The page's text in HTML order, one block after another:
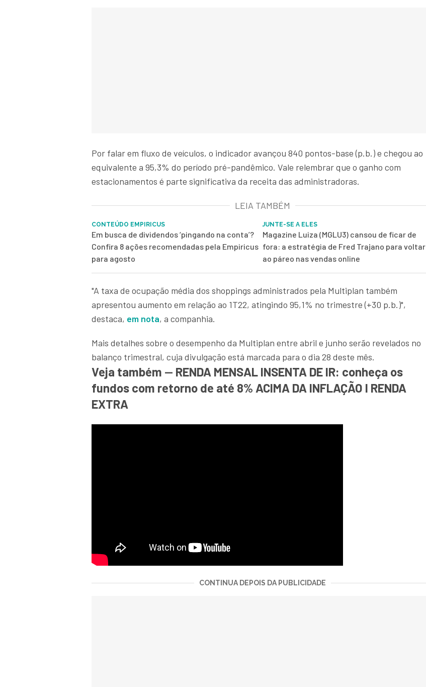
Por falar em fluxo de veículos, o indicador avançou 840 pontos-base (p.b.) e chegou ao
equivalente a 95,3% do período pré-pandêmico. Vale relembrar que o ganho com
estacionamentos é parte significativa da receita das administradoras.
LEIA TAMBÉM
CONTEÚDO EMPIRICUS
Em busca de dividendos ‘pingando na conta’?
Confira 8 ações recomendadas pela Empiricus
para agosto
JUNTE-SE A ELES
Magazine Luiza (MGLU3) cansou de ficar de
fora: a estratégia de Fred Trajano para voltar
ao páreo nas vendas online
"A taxa de ocupação média dos shoppings administrados pela Multiplan também
apresentou aumento em relação ao 1T22, atingindo 95,1% no trimestre (+30 p.b.)",
destaca, em nota, a companhia.
Mais detalhes sobre o desempenho da Multiplan entre abril e junho serão revelados no
balanço trimestral, cuja divulgação está marcada para o dia 28 deste mês.
Veja também — RENDA MENSAL INSENTA DE IR: conheça os
fundos com retorno de até 8% ACIMA DA INFLAÇÃO I RENDA
EXTRA
CONTINUA DEPOIS DA PUBLICIDADE